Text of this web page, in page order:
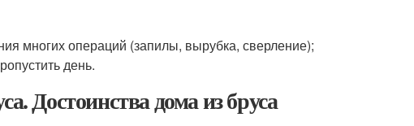
многих операций (запилы, вырубка, сверление);
день.
Достоинства дома из бруса